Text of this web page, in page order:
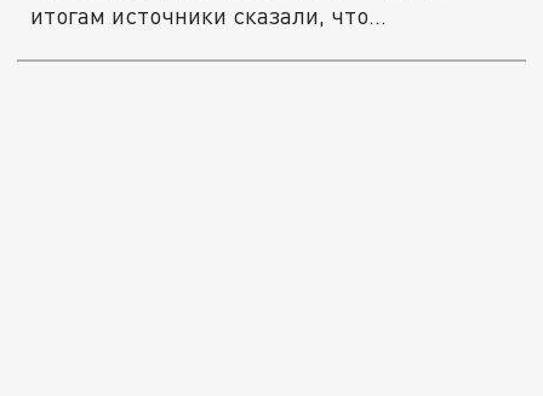
итогам источники сказали, что